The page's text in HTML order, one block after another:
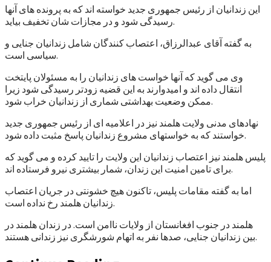
این زندانیان از رئیس جمهوری جدید خواسته اند که به پرونده های آنها
رسیدگی شود و در مجازات شان تخفیف بیاید.
به گفته آقای عبدالرزاق، اعتصاب کنندگان شامل زندانیان جنایی و
سیاسی است.
وی می گوید که آنها خواست های زندانیان را به مسئولان پایتخت
انتقال داده اند و امیدوارند به این قضیه زودتر رسیدگی شود زیرا
ممکن وضعیت بهداشتی شماری از زندانیان خراب شود.
نهادهای مدنی ولایت هلمند نیز در اعلامیه ای از رئیس جمهوری جدید
خواستند که به خواستهای مشروع زندانیان پاسخ مثبت داده شود.
پلیس هلمند نیز اعتصاب زندانیان این ولایت را تایید کرده و می گوید که
برای تامین امنیت این زندان، شمار بیشتری نیرو فرستاده اند.
اما به گفته مقامات پلیس، تاکنون هیچ خشونتی در جریان اعتصاب
زندانیان هلمند رخ نداده است.
هلمند در جنوب افغانستان از ولایات ناامن است. در زندان هلمند در
بین زندانیان جنایی، صدها نفر به اتهام شورشگری نیز زندانی هستند.